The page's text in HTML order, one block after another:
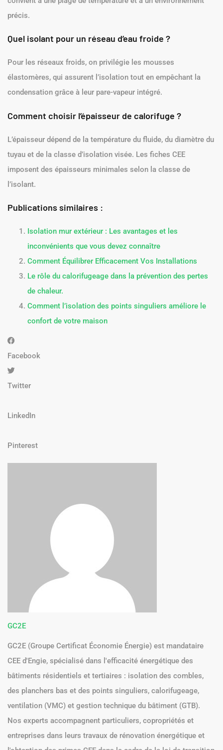
précis.
Quel isolant pour un réseau d’eau froide ?
Pour les réseaux froids, on privilégie les mousses
élastomères, qui assurent l’isolation tout en empêchant la
condensation grâce à leur pare-vapeur intégré.
Comment choisir l’épaisseur de calorifuge ?
L’épaisseur dépend de la température du fluide, du diamètre du
tuyau et de la classe d’isolation visée. Les fiches CEE
imposent des épaisseurs minimales selon la classe de
l’isolant.
Publications similaires :
Isolation mur extérieur : Les avantages et les
inconvénients que vous devez connaître
Comment Équilibrer Efficacement Vos Installations
Le rôle du calorifugeage dans la prévention des pertes
de chaleur.
Comment l’isolation des points singuliers améliore le
confort de votre maison
Facebook
Twitter
LinkedIn
Pinterest
GC2E
GC2E (Groupe Certificat Économie Énergie) est mandataire
CEE d'Engie, spécialisé dans l'efficacité énergétique des
bâtiments résidentiels et tertiaires : isolation des combles,
des planchers bas et des points singuliers, calorifugeage,
ventilation (VMC) et gestion technique du bâtiment (GTB).
Nos experts accompagnent particuliers, copropriétés et
entreprises dans leurs travaux de rénovation énergétique et